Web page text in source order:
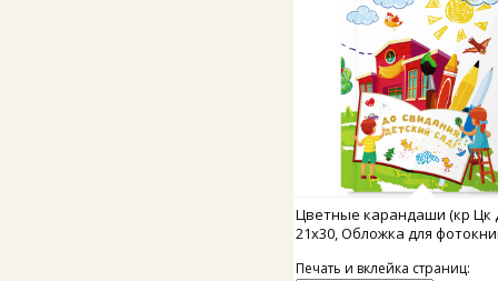
Подробнее
Цветные карандаши (кр Цк
21х30, Обложка для
Печать и вклейка страниц: